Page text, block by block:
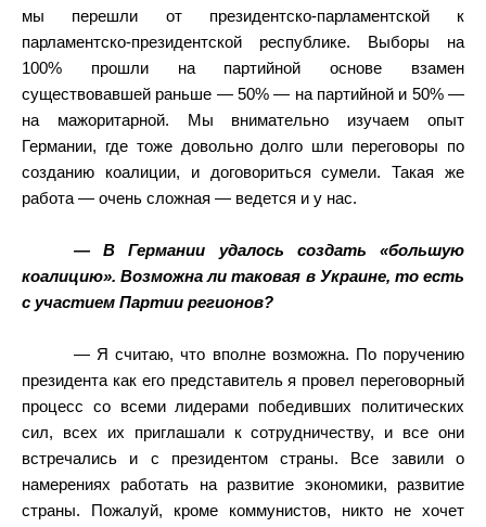
мы перешли от президентско-парламентской к
парламентско-президентской республике. Выборы на
100% прошли на партийной основе взамен
существовавшей раньше — 50% — на партийной и 50% —
на мажоритарной. Мы внимательно изучаем опыт
Германии, где тоже довольно долго шли переговоры по
созданию коалиции, и договориться сумели. Такая же
работа — очень сложная — ведется и у нас.
— В Германии удалось создать «большую
коалицию». Возможна ли таковая в Украине, то есть
с участием Партии регионов?
— Я считаю, что вполне возможна. По поручению
президента как его представитель я провел переговорный
процесс со всеми лидерами победивших политических
сил, всех их приглашали к сотрудничеству, и все они
встречались и с президентом страны. Все завили о
намерениях работать на развитие экономики, развитие
страны. Пожалуй, кроме коммунистов, никто не хочет